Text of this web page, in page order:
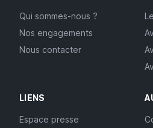
Qui sommes-nous ?
Nos engagements
Nous contacter
LIENS
Espace presse